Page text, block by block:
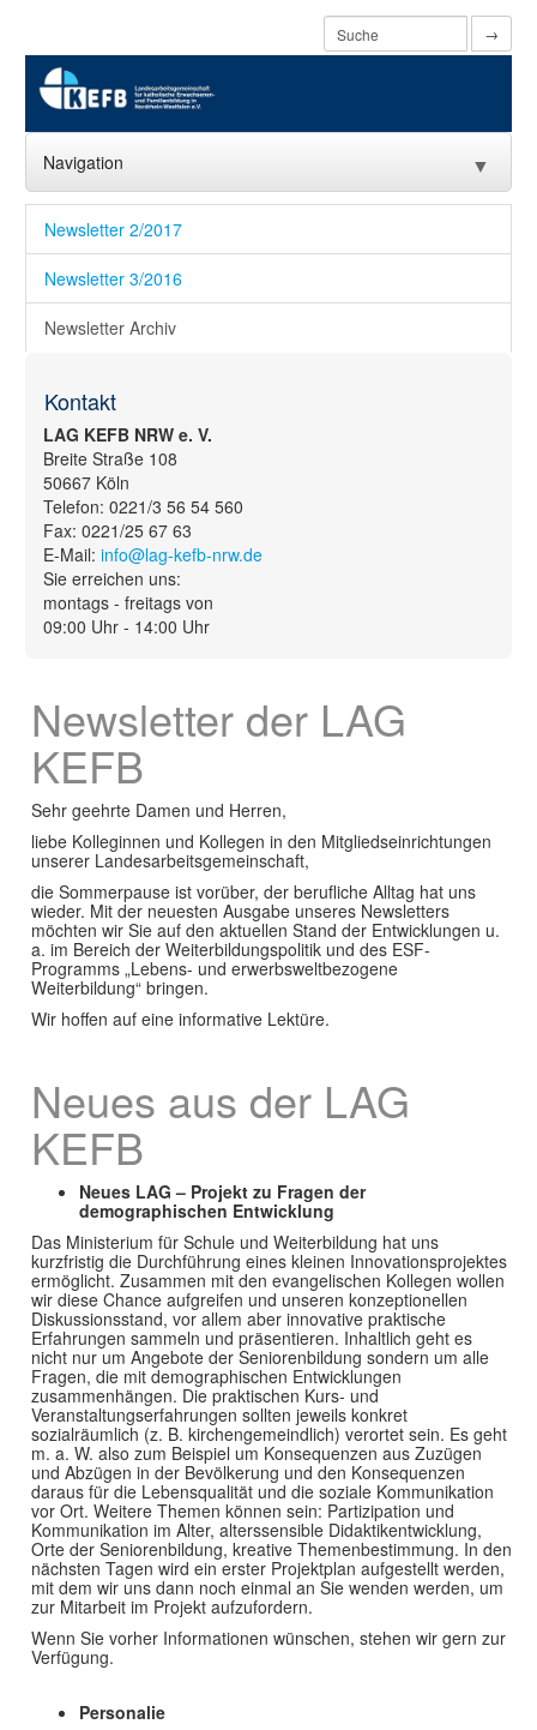
→
Navigation ▼
Über uns
Aktuelles
Familienbildung
Projekte
Digitalisierung
Service
Newsletter 2/2017
Newsletter 3/2016
Newsletter Archiv
Kontakt
LAG KEFB NRW e. V.
Breite Straße 108
50667 Köln
Telefon: 0221/3 56 54 560
Fax: 0221/25 67 63
E-Mail: info@lag-kefb-nrw.de
Sie erreichen uns:
montags - freitags von
09:00 Uhr - 14:00 Uhr
Newsletter der LAG
KEFB
Sehr geehrte Damen und Herren,
liebe Kolleginnen und Kollegen in den Mitgliedseinrichtungen
unserer Landesarbeitsgemeinschaft,
die Sommerpause ist vorüber, der berufliche Alltag hat uns
wieder. Mit der neuesten Ausgabe unseres Newsletters
möchten wir Sie auf den aktuellen Stand der Entwicklungen u.
a. im Bereich der Weiterbildungspolitik und des ESF-
Programms „Lebens- und erwerbsweltbezogene
Weiterbildung“ bringen.
Wir hoffen auf eine informative Lektüre.
Neues aus der LAG
KEFB
Neues LAG – Projekt zu Fragen der
demographischen Entwicklung
Das Ministerium für Schule und Weiterbildung hat uns
kurzfristig die Durchführung eines kleinen Innovationsprojektes
ermöglicht. Zusammen mit den evangelischen Kollegen wollen
wir diese Chance aufgreifen und unseren konzeptionellen
Diskussionsstand, vor allem aber innovative praktische
Erfahrungen sammeln und präsentieren. Inhaltlich geht es
nicht nur um Angebote der Seniorenbildung sondern um alle
Fragen, die mit demographischen Entwicklungen
zusammenhängen. Die praktischen Kurs- und
Veranstaltungserfahrungen sollten jeweils konkret
sozialräumlich (z. B. kirchengemeindlich) verortet sein. Es geht
m. a. W. also zum Beispiel um Konsequenzen aus Zuzügen
und Abzügen in der Bevölkerung und den Konsequenzen
daraus für die Lebensqualität und die soziale Kommunikation
vor Ort. Weitere Themen können sein: Partizipation und
Kommunikation im Alter, alterssensible Didaktikentwicklung,
Orte der Seniorenbildung, kreative Themenbestimmung. In den
nächsten Tagen wird ein erster Projektplan aufgestellt werden,
mit dem wir uns dann noch einmal an Sie wenden werden, um
zur Mitarbeit im Projekt aufzufordern.
Wenn Sie vorher Informationen wünschen, stehen wir gern zur
Verfügung.
Personalie